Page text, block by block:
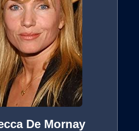
De Mornay